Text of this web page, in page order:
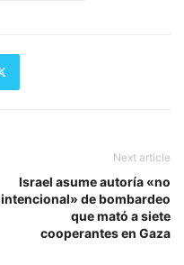
Next article
Israel asume autoría «no
intencional» de bombardeo
que mató a siete
cooperantes en Gaza